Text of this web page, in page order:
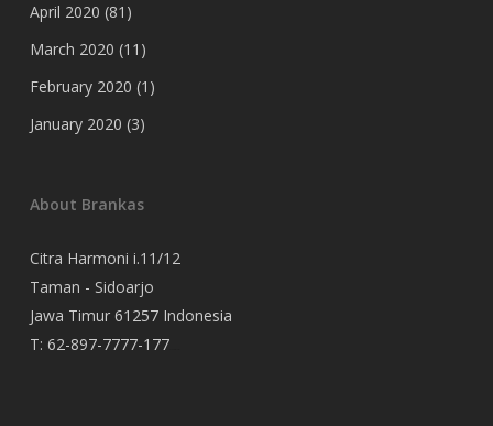
April 2020 (81)
March 2020 (11)
February 2020 (1)
January 2020 (3)
About Brankas
Citra Harmoni i.11/12
Taman - Sidoarjo
Jawa Timur 61257 Indonesia
T: 62-897-7777-177